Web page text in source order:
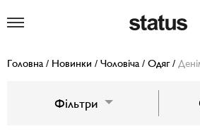
Головна / Новинки / Чоловіча / Одяг/
Фільтри